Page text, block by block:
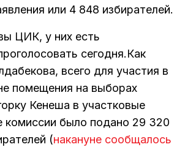
или 4 848 избирателей.
ЦИК, у них есть
сегодня.Как
всего для участия в
помещения на выборах
Кенеша в участковые
комиссии было подано 29 320
(накануне сообщалось